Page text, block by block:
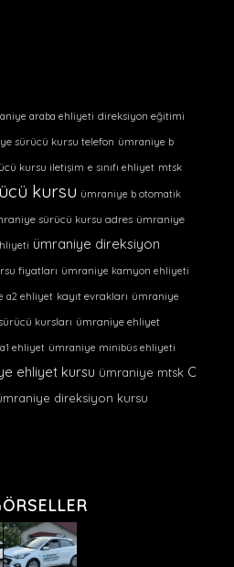
araba ehliyeti direksiyon eğitimi
sürücü kursu telefon ümraniye b
kursu iletişim e sınıfı ehliyet mtsk
kursu ümraniye b otomatik
sürücü kursu adres ümraniye
ümraniye direksiyon
fiyatları ümraniye kamyon ehliyeti
a2 ehliyet kayıt evrakları ümraniye
kursları ümraniye ehliyet
ehliyet ümraniye minibüs ehliyeti
ehliyet kursu ümraniye mtsk C
direksiyon kursu